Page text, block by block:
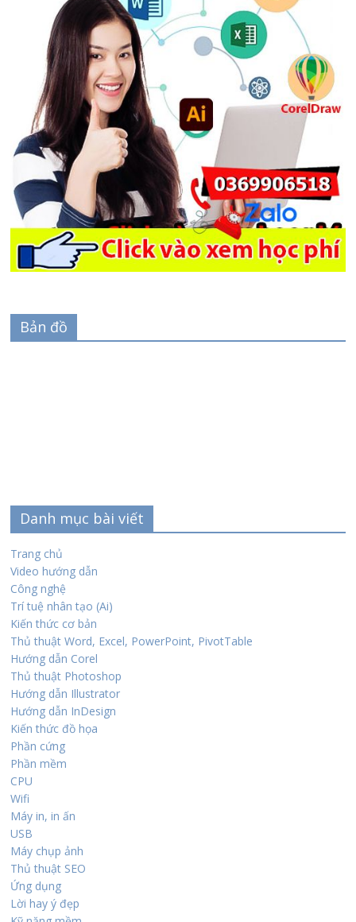
Bản đồ
Danh mục bài viết
Trang chủ
Video hướng dẫn
Công nghệ
Trí tuệ nhân tạo (Ai)
Kiến thức cơ bản
Thủ thuật Word, Excel, PowerPoint, PivotTable
Hướng dẫn Corel
Thủ thuật Photoshop
Hướng dẫn Illustrator
Hướng dẫn InDesign
Kiến thức đồ họa
Phần cứng
Phần mềm
CPU
Wifi
Máy in, in ấn
USB
Máy chụp ảnh
Thủ thuật SEO
Ứng dụng
Lời hay ý đẹp